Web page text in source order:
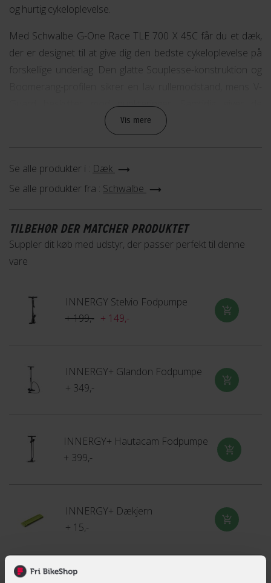
og hurtig cykeloplevelse.
Med Schwalbe G-One Race TLE 700 X 45C får du et dæk,
der er designet til at give dig den bedste cykeloplevelse på
forskellige underlag. Den glatte Souplesse-konstruktion og
Guard beskytter mod punkteringer. Samtidig giver de
vinklede sideknopper og slidbanemønsteret et højt greb, så
du kan føle dig tryg og sikker på din cykel.
Køb Schwalbe G-One Race TLE online eller reserver det i
og greb på din cykel.
Vis mere
Se alle produkter i : Dæk
Se alle produkter fra : Schwalbe
TILBEHØR DER MATCHER PRODUKTET
Suppler dit køb med udstyr, der passer perfekt til denne
vare
INNERGY Stelvio Fodpumpe
+ 199,- + 149,-
INNERGY+ Glandon Fodpumpe
+ 349,-
INNERGY+ Hautacam Fodpumpe
+ 399,-
INNERGY+ Dækjern
+ 15,-